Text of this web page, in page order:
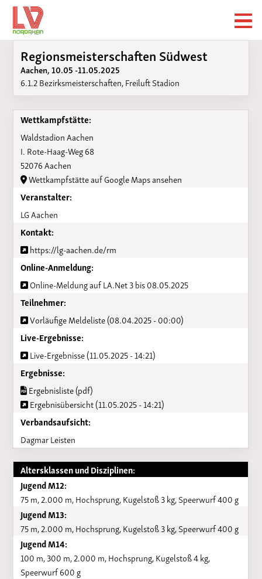
Regionsmeisterschaften Südwest
Aachen, 10.05 -11.05.2025
6.1.2 Bezirksmeisterschaften, Freiluft Stadion
Wettkampfstätte:
Waldstadion Aachen
I. Rote-Haag-Weg 68
52076 Aachen
Wettkampfstätte auf Google Maps ansehen
Veranstalter:
LG Aachen
Kontakt:
https://lg-aachen.de/rm
Online-Anmeldung:
Online-Meldung auf LA.Net 3 bis 08.05.2025
Teilnehmer:
Vorläufige Meldeliste (08.04.2025 - 00:00)
Live-Ergebnisse:
Live-Ergebnisse (11.05.2025 - 14:21)
Ergebnisse:
Ergebnisliste (pdf)
Ergebnisübersicht (11.05.2025 - 14:21)
Verbandsaufsicht:
Dagmar Leisten
Altersklassen und Disziplinen:
Jugend M12:
75 m, 2.000 m, Hochsprung, Kugelstoß 3 kg, Speerwurf 400 g
Jugend M13:
75 m, 2.000 m, Hochsprung, Kugelstoß 3 kg, Speerwurf 400 g
Jugend M14:
100 m, 300 m, 2.000 m, Hochsprung, Kugelstoß 4 kg,
Speerwurf 600 g